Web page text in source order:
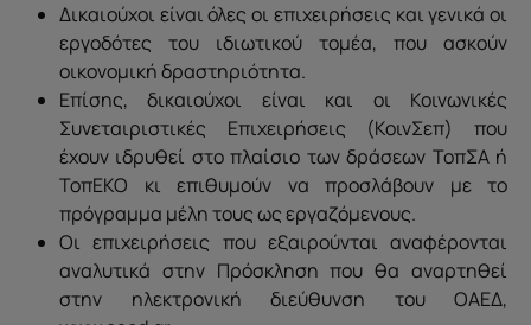
Δικαιούχοι είναι όλες οι επιχειρήσεις και γενικά οι
εργοδότες του ιδιωτικού τομέα, που ασκούν
οικονομική δραστηριότητα.
Επίσης, δικαιούχοι είναι και οι Κοινωνικές
Συνεταιριστικές Επιχειρήσεις (ΚοινΣεπ) που
έχουν ιδρυθεί στο πλαίσιο των δράσεων ΤοπΣΑ ή
ΤοπΕΚΟ κι επιθυμούν να προσλάβουν με το
πρόγραμμα μέλη τους ως εργαζόμενους.
Οι επιχειρήσεις που εξαιρούνται αναφέρονται
αναλυτικά στην Πρόσκληση που θα αναρτηθεί
στην ηλεκτρονική διεύθυνση του ΟΑΕΔ,